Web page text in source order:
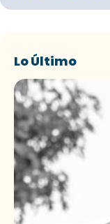
Lo Último